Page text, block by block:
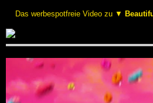
Das werbespotfreie Video zu ▼